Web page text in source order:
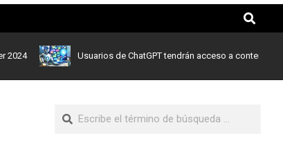
Usuarios de ChatGPT tendrán acceso a contenidos de